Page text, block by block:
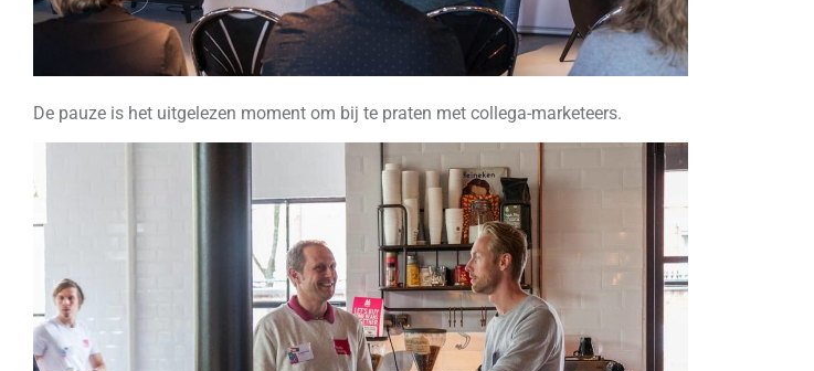
De pauze is het uitgelezen moment om bij te praten met collega-marketeers.